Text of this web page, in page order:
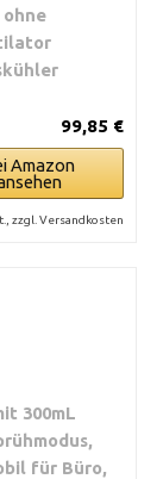
99,85 €
Amazon
zzgl. Versandkosten
300mL
für Büro,